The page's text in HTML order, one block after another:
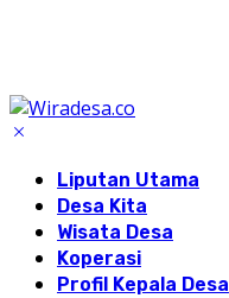
Liputan Utama
Desa Kita
Wisata Desa
Koperasi
Profil Kepala Desa